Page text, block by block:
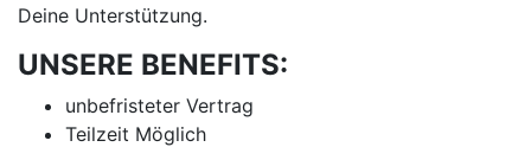
Deine Unterstützung.
UNSERE BENEFITS:
unbefristeter Vertrag
Teilzeit Möglich